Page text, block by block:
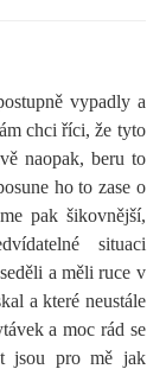
vypadly a
chci říci, že tyto
naopak, beru to
ho to zase o
pak šikovnější,
situaci
a měli ruce v
a které neustále
a moc rád se
jsou pro mě jak